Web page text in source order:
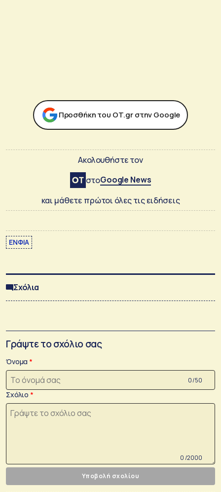
Προσθήκη του ΟΤ.gr στην Google
Ακολουθήστε τον
στοGoogle News
και μάθετε πρώτοι όλες τις ειδήσεις
ΕΝΦΙΑ
Σχόλια
Γράψτε το σχόλιο σας
Όνομα
0 /50
Σχόλιο
0 /2000
Υποβολή σχολίου